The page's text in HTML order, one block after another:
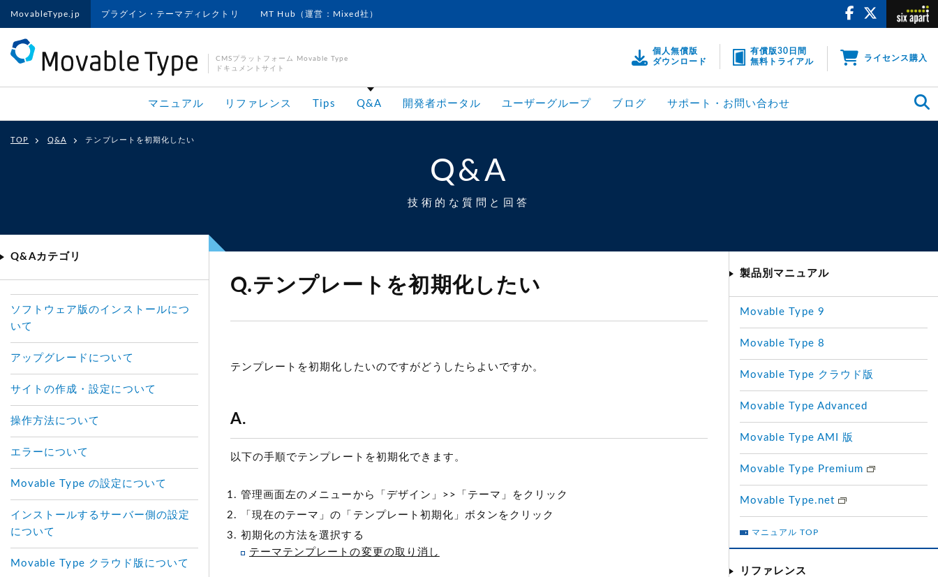
MovableType.jp プラグイン・テーマディレクトリ MT Hub（運営：Mixed社）
CMSプラットフォーム Movable Type
ドキュメントサイト
個人無償版
ダウンロード
有償版30日間
無料トライアル
ライセンス購入
マニュアル リファレンス Tips Q&A 開発者ポータル ユーザーグループ ブログ サポート・お問い合わせ
TOP Q&A テンプレートを初期化したい
Q&A
技術的な質問と回答
Q.テンプレートを初期化したい
テンプレートを初期化したいのですがどうしたらよいですか。
A.
以下の手順でテンプレートを初期化できます。
管理画面左のメニューから「デザイン」>>「テーマ」をクリック
「現在のテーマ」の「テンプレート初期化」ボタンをクリック
初期化の方法を選択する
テーマテンプレートの変更の取り消し
Q&Aカテゴリ
ソフトウェア版のインストールにつ
いて
アップグレードについて
サイトの作成・設定について
操作方法について
エラーについて
Movable Type の設定について
インストールするサーバー側の設定
について
Movable Type クラウド版について
製品別マニュアル
Movable Type 9
Movable Type 8
Movable Type クラウド版
Movable Type Advanced
Movable Type AMI 版
Movable Type Premium
Movable Type.net
マニュアル TOP
リファレンス